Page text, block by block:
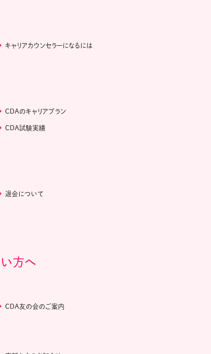
キャリアカウンセラーになるには
CDAのキャリアプラン
CDA試験実績
退会について
い方へ
CDA友の会のご案内